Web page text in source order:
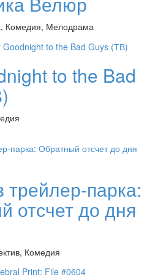
Комедия, Мелодрама
to the Bad
трейлер-парка:
отсчет до дня
Комедия